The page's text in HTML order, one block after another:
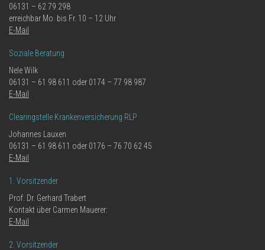
06131 – 62 79 298
erreichbar Mo. bis Fr. 10 – 12 Uhr
E-Mail
Soziale Beratung
Nele Wilk
06131 – 61 98 611 oder 0174 – 77 98 987
E-Mail
Clearingstelle Krankenversicherung RLP
Johannes Lauxen
06131 – 61 98 611 oder 0176 – 76 70 62 45
E-Mail
1. Vorsitzender
Prof. Dr. Gerhard Trabert
Kontakt über Carmen Mauerer:
E-Mail
2. Vorsitzender